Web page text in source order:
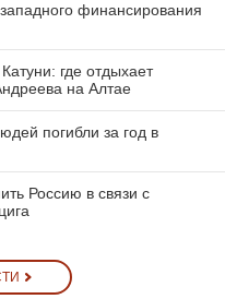
финансирования
где отдыхает
на Алтае
погибли за год в
Россию в связи с